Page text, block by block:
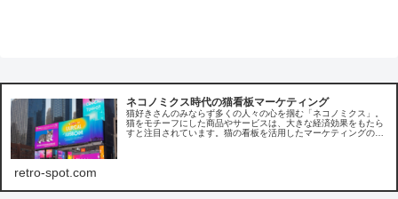
ネコノミクス時代の猫看板マーケティング
猫好きさんのみならず多くの人々の心を掴む「ネコノミクス」。
猫をモチーフにした商品やサービスは、大きな経済効果をもたら
すと注目されています。猫の看板を活用したマーケティングの事
retro-spot.com